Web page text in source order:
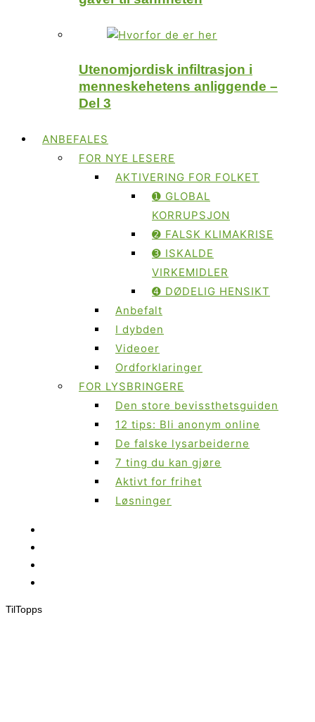
Utenomjordisk infiltrasjon i
menneskehetens anliggende –
Del 3
ANBEFALES
FOR NYE LESERE
AKTIVERING FOR FOLKET
➊ GLOBAL
KORRUPSJON
➋ FALSK KLIMAKRISE
➌ ISKALDE
VIRKEMIDLER
➍ DØDELIG HENSIKT
Anbefalt
I dybden
Videoer
Ordforklaringer
FOR LYSBRINGERE
Den store bevissthetsguiden
12 tips: Bli anonym online
De falske lysarbeiderne
7 ting du kan gjøre
Aktivt for frihet
Løsninger
TilTopps